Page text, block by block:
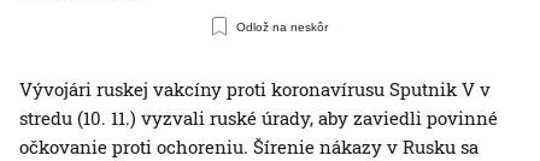
Odlož na neskôr
Vývojári ruskej vakcíny proti koronavírusu Sputnik V v
stredu (10. 11.) vyzvali ruské úrady, aby zaviedli povinné
očkovanie proti ochoreniu. Šírenie nákazy v Rusku sa